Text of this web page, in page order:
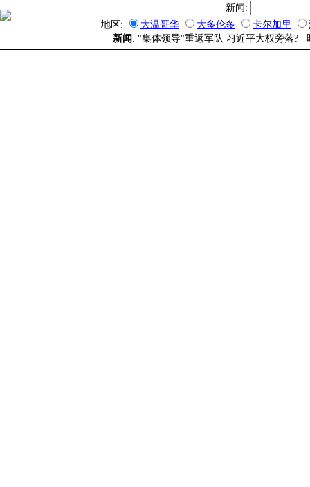
新闻:
地区:
大温哥华 大多伦多 卡尔加里
新闻 : "集体领导"重返军队 习近平大权旁落? |